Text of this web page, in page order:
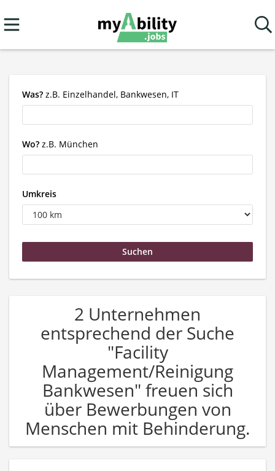
Was? z.B. Einzelhandel, Bankwesen, IT
Wo? z.B. München
Umkreis
2 Unternehmen
entsprechend der Suche
"Facility
Management/Reinigung
Bankwesen" freuen sich
über Bewerbungen von
Menschen mit Behinderung.